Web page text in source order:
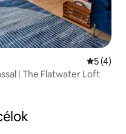
Átlagos
5 (4)
| The Flatwater Loft